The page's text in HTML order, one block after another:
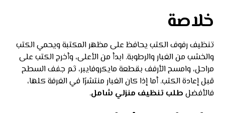
خلاصة
تنظيف رفوف الكتب يحافظ على مظهر المكتبة ويحمي الكتب
والخشب من الغبار والرطوبة. ابدأ من الأعلى، وأخرج الكتب على
مراحل، وامسح الأرفف بقطعة مايكروفايبر، ثم جفف السطح
قبل إعادة الكتب. أما إذا كان الغبار منتشرًا في الغرفة كلها،
فالأفضل طلب تنظيف منزلي شامل.